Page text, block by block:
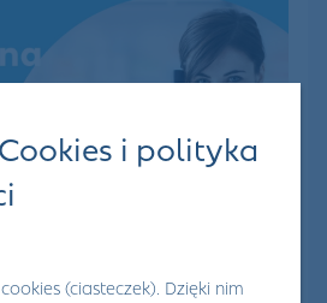
i polityka
(ciasteczek). Dzięki nim